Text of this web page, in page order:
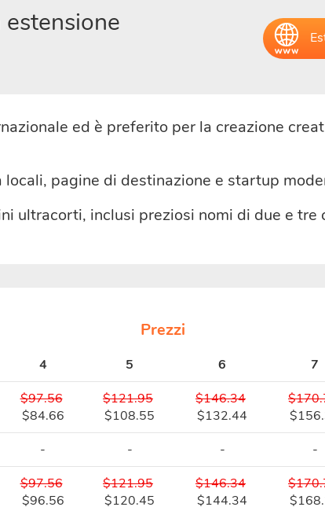
ed è preferito per la creazione
pagine di destinazione e startup
ultracorti, inclusi preziosi nomi di due e tre
Prezzi
4 5 6 7
$97.56
$84.66
$121.95
$108.55
$146.34
$132.44
- - - -
$97.56
$96.56
$121.95
$120.45
$146.34
$144.34